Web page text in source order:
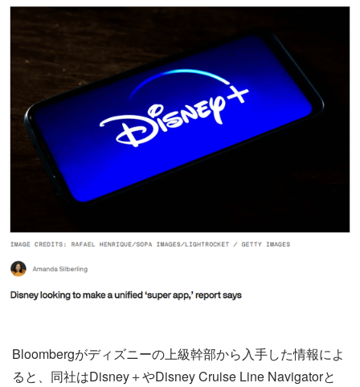
Bloombergがディズニーの上級幹部から入手した情報によ
ると、同社はDisney＋やDisney Cruise Line Navigatorと